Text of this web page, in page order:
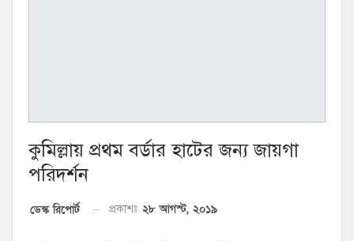
কুমিল্লায় প্রথম বর্ডার হাটের জন্য জায়গা
পরিদর্শন
ডেস্ক রিপোর্ট প্রকাশঃ ২৮ আগস্ট, ২০১৯